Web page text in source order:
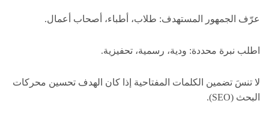
عرّف الجمهور المستهدف: طلاب، أطباء، أصحاب أعمال.
اطلب نبرة محددة: ودية، رسمية، تحفيزية.
لا تنسَ تضمين الكلمات المفتاحية إذا كان الهدف تحسين محركات
البحث (SEO).